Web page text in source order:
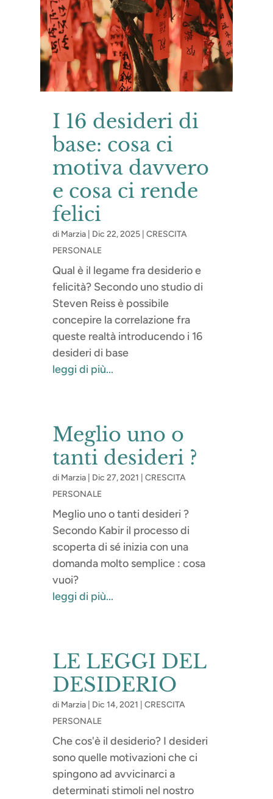
I 16 desideri di
base: cosa ci
motiva davvero
e cosa ci rende
felici
di Marzia Dic 22, 2025 |CRESCITA
PERSONALE
Qual è il legame fra desiderio e
felicità? Secondo uno studio di
Steven Reiss è possibile
concepire la correlazione fra
queste realtà introducendo i 16
desideri di base
leggi di più...
Meglio uno o
tanti desideri ?
di Marzia Dic 27, 2021 |CRESCITA
PERSONALE
Meglio uno o tanti desideri ?
Secondo Kabir il processo di
scoperta di sé inizia con una
domanda molto semplice : cosa
vuoi?
leggi di più...
LE LEGGI DEL
DESIDERIO
di Marzia Dic 14, 2021 |CRESCITA
PERSONALE
Che cos'è il desiderio? I desideri
sono quelle motivazioni che ci
spingono ad avvicinarci a
determinati stimoli nel nostro